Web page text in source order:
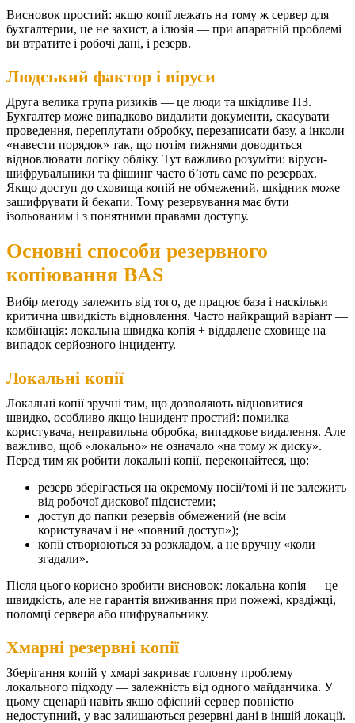
Висновок простий: якщо копії лежать на тому ж сервер для
бухгалтерии, це не захист, а ілюзія — при апаратній проблемі
ви втратите і робочі дані, і резерв.
Людський фактор і віруси
Друга велика група ризиків — це люди та шкідливе ПЗ.
Бухгалтер може випадково видалити документи, скасувати
проведення, переплутати обробку, перезаписати базу, а інколи
«навести порядок» так, що потім тижнями доводиться
відновлювати логіку обліку. Тут важливо розуміти: віруси-
шифрувальники та фішинг часто б’ють саме по резервах.
Якщо доступ до сховища копій не обмежений, шкідник може
зашифрувати й бекапи. Тому резервування має бути
ізольованим і з понятними правами доступу.
Основні способи резервного
копіювання BAS
Вибір методу залежить від того, де працює база і наскільки
критична швидкість відновлення. Часто найкращий варіант —
комбінація: локальна швидка копія + віддалене сховище на
випадок серйозного інциденту.
Локальні копії
Локальні копії зручні тим, що дозволяють відновитися
швидко, особливо якщо інцидент простий: помилка
користувача, неправильна обробка, випадкове видалення. Але
важливо, щоб «локально» не означало «на тому ж диску».
Перед тим як робити локальні копії, переконайтеся, що:
резерв зберігається на окремому носії/томі й не залежить
від робочої дискової підсистеми;
доступ до папки резервів обмежений (не всім
користувачам і не «повний доступ»);
копії створюються за розкладом, а не вручну «коли
згадали».
Після цього корисно зробити висновок: локальна копія — це
швидкість, але не гарантія виживання при пожежі, крадіжці,
поломці сервера або шифрувальнику.
Хмарні резервні копії
Зберігання копій у хмарі закриває головну проблему
локального підходу — залежність від одного майданчика. У
цьому сценарії навіть якщо офісний сервер повністю
недоступний, у вас залишаються резервні дані в іншій локації.